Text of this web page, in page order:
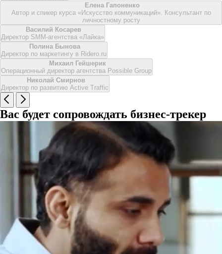
Елена Гапоненко
Автор и спикер курса «Искусство коммуникаций». Консультант по
личностному росту
Василий Косарев
Директор SMM-агентства «Лайка»
Полина Бынова
Директор по маркетингу в Ridero.ru
Михаил Гейшерик
Операционный директор агентства Possible Group
Николай Смирнов
Директор по развитию Active Traffic
Вас будет сопровождать бизнес-трекер